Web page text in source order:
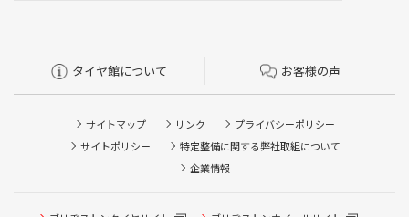
タイヤ館について お客様の声
サイトマップ リンク
プライバシーポリシー
サイトポリシー
特定整備に関する弊社取組について
企業情報